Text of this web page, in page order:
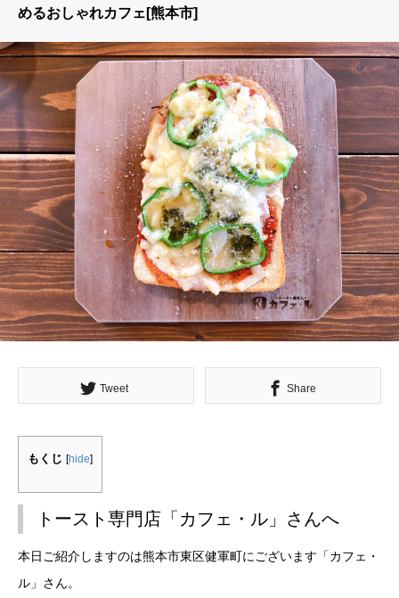
めるおしゃれカフェ[熊本市]
Tweet Share
もくじ [hide]
トースト専門店「カフェ・ル」さんへ
本日ご紹介しますのは熊本市東区健軍町にございます「カフェ・
ル」さん。